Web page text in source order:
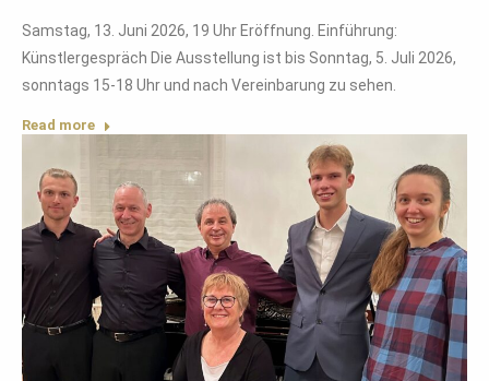
Samstag, 13. Juni 2026, 19 Uhr Eröffnung. Einführung:
Künstlergespräch Die Ausstellung ist bis Sonntag, 5. Juli 2026,
sonntags 15-18 Uhr und nach Vereinbarung zu sehen.
Read more